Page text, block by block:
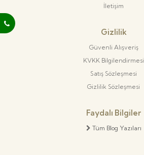
İletişim
Gizlilik
Güvenli Alışveriş
KVKK Bilgilendirmesi
Satış Sözleşmesi
Gizlilik Sözleşmesi
Faydalı Bilgiler
Tüm Blog Yazıları